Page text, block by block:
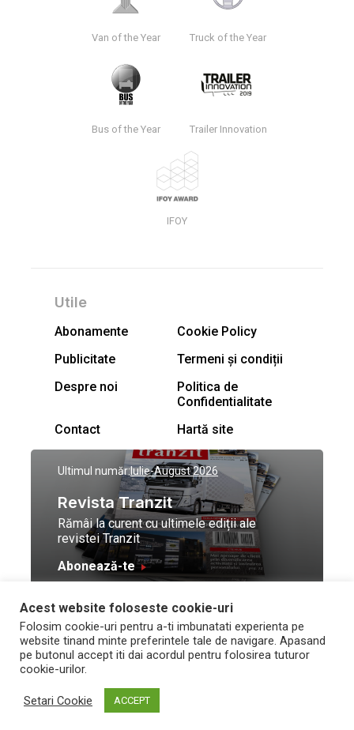
Van of the Year Truck of the Year
Bus of the Year Trailer Innovation
IFOY
Utile
Abonamente
Cookie Policy
Publicitate
Termeni și condiții
Despre noi
Politica de
Confidentialitate
Contact
Hartă site
Ultimul număr:Iulie-August 2026
Revista Tranzit
Rămâi la curent cu ultimele ediții ale
revistei Tranzit
Abonează-te
© Toate drepturile
rezervate Trafic Media
2026
Design by
and development byNeo
Vision Technologies
Acest website foloseste cookie-uri
Folosim cookie-uri pentru a-ti imbunatati experienta pe
website tinand minte preferintele tale de navigare. Apasand
pe butonul accept iti dai acordul pentru folosirea tuturor
cookie-urilor.
Setari Cookie ACCEPT